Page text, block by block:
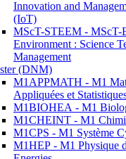
Innovation and
(IoT)
MScT-STEEM - MScT-
Environment : Science
Management
(DNM)
M1APPMATH - M1
Appliquées et
M1BIOHEA - M1
M1CHEINT - M1
M1CPS - M1 Système
M1HEP - M1 Physique